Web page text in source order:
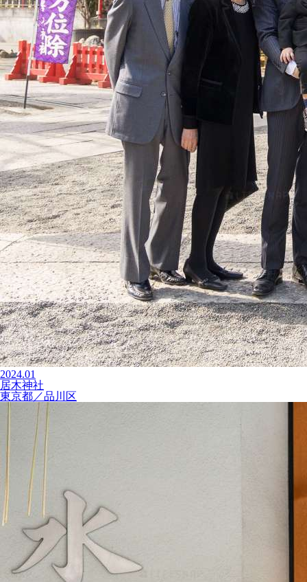
2024.01
居木神社
東京都／品川区